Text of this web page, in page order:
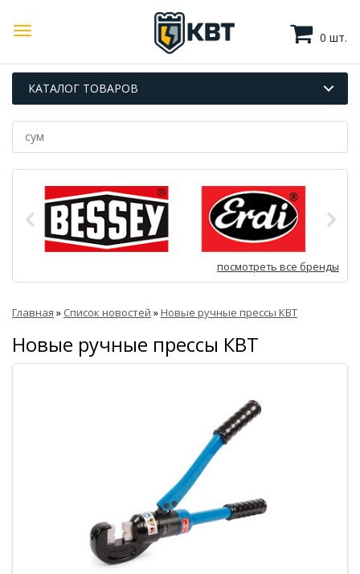
0 шт.
КАТАЛОГ ТОВАРОВ
посмотреть все бренды
Главная » Список новостей »Новые ручные прессы КВТ
Новые ручные прессы КВТ